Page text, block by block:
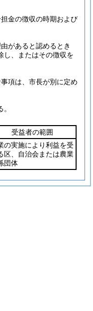
金の徴収の時期および
があると認めるとき
し、またはその徴収を
項は、市長が別に定め
受益者の範囲
の実施により利益を受
区、自治会または農業
団体